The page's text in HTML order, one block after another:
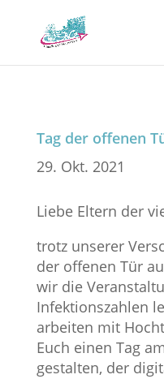
Tag der offenen
29. Okt. 2021
Liebe Eltern der
trotz unserer
der offenen Tür
wir die
Infektionszahlen
arbeiten mit
Euch einen Tag
gestalten, der